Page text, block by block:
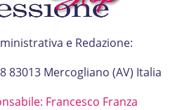
e Redazione:
83013 Mercogliano (AV) Italia
Francesco Franza